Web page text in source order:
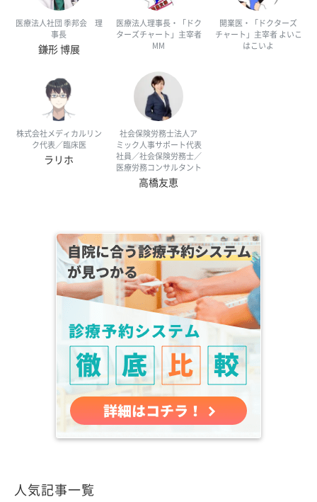
医療法人社団 季邦会 理
事長
鎌形 博展
医療法人理事長・「ドク
ターズチャート」主宰者
MM
開業医・「ドクターズ
チャート」主宰者 よいこ
はこいよ
株式会社メディカルリン
ク代表／臨床医
ラリホ
社会保険労務士法人ア
ミック人事サポート代表
社員／社会保険労務士／
医療労務コンサルタント
高橋友恵
人気記事一覧